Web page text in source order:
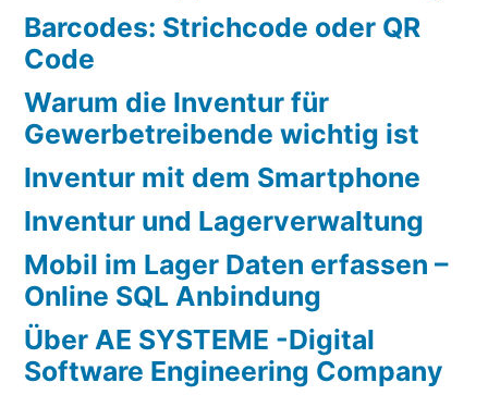
Barcodes: Strichcode oder QR
Code
Warum die Inventur für
Gewerbetreibende wichtig ist
Inventur mit dem Smartphone
Inventur und Lagerverwaltung
Mobil im Lager Daten erfassen –
Online SQL Anbindung
Über AE SYSTEME -Digital
Software Engineering Company